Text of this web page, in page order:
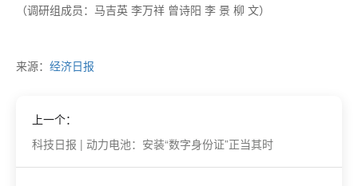
（调研组成员：马吉英 李万祥 曾诗阳 李 景 柳 文）
来源： 经济日报
上一个：
科技日报 | 动力电池：安装“数字身份证”正当其时